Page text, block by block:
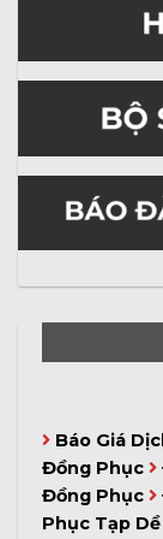
Báo Giá
Đồng Phục
Đồng Phục
Phục Tạp Dề